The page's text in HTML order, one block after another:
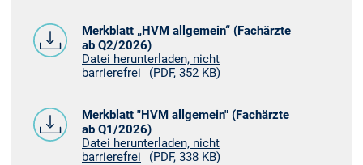
Merkblatt „HVM allgemein“ (Fachärzte
ab Q2/2026)
Datei herunterladen, nicht
barrierefrei
(PDF, 352 KB)
Merkblatt "HVM allgemein" (Fachärzte
ab Q1/2026)
Datei herunterladen, nicht
barrierefrei
(PDF, 338 KB)